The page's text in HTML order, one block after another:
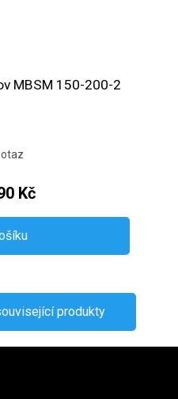
MBSM 150-200-2
Kč
produkty